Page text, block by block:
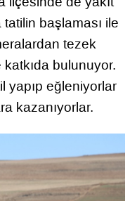
başlaması ile
tezek
bulunuyor.
yapıp eğleniyorlar
kazanıyorlar.